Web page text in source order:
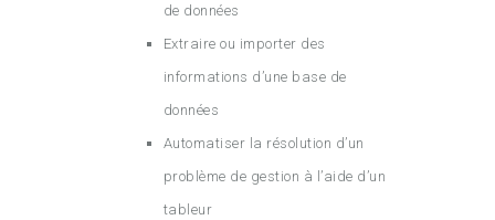
de données
Extraire ou importer des
informations d’une base de
données
Automatiser la résolution d’un
problème de gestion à l’aide d’un
tableur